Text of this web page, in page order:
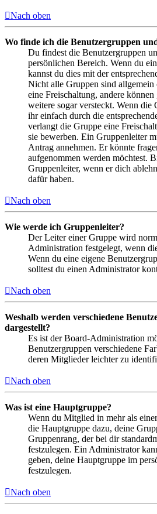
Nach oben
Wo finde ich die Benutzergruppen
Du findest die Benutzergruppen
persönlichen Bereich. Wenn du
kannst du dies mit der
Nicht alle Gruppen sind
eine Freischaltung, andere können
weitere sogar versteckt. Wenn die
ihr einfach durch die
verlangt die Gruppe eine
sie bewerben. Ein Gruppenleiter
Antrag annehmen. Er könnte
aufgenommen werden möchtest.
Gruppenleiter, wenn er dich
dafür haben.
Nach oben
Wie werde ich Gruppenleiter?
Der Leiter einer Gruppe wird
Administration festgelegt, wenn
Wenn du eine eigene
solltest du einen Administrator
Nach oben
Weshalb werden verschiedene
dargestellt?
Es ist der Board-Administration
Benutzergruppen verschiedene
deren Mitglieder leichter zu
Nach oben
Was ist eine Hauptgruppe?
Wenn du Mitglied in mehr als
die Hauptgruppe dazu, deine
Gruppenrang, der bei dir
festzulegen. Ein Administrator
geben, deine Hauptgruppe im
festzulegen.
Nach oben